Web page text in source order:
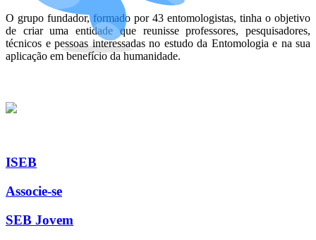
O grupo fundador, formado por 43 entomologistas, tinha o objetivo
de criar uma entidade que reunisse professores, pesquisadores,
técnicos e pessoas interessadas no estudo da Entomologia e na sua
aplicação em benefício da humanidade.
ISEB
Associe-se
SEB Jovem